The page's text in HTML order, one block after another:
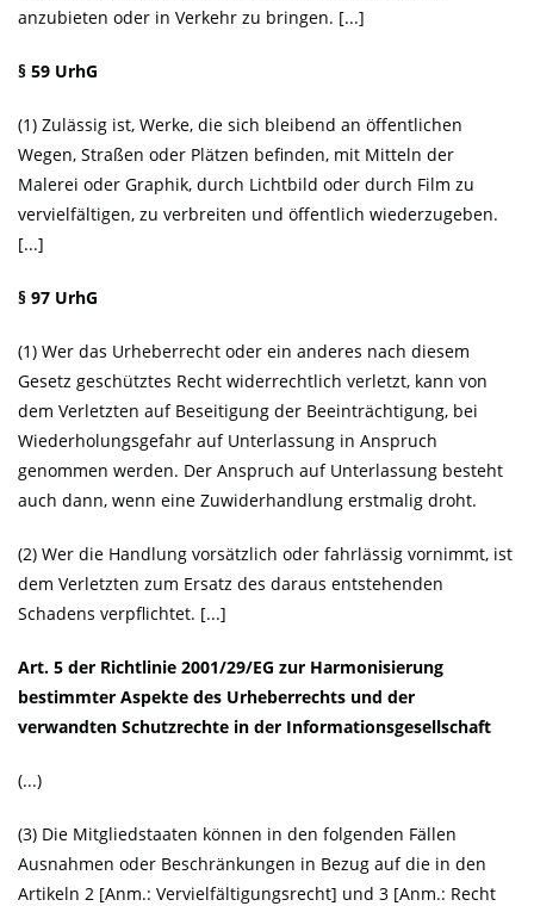
anzubieten oder in Verkehr zu bringen. [...]
§ 59 UrhG
(1) Zulässig ist, Werke, die sich bleibend an öffentlichen
Wegen, Straßen oder Plätzen befinden, mit Mitteln der
Malerei oder Graphik, durch Lichtbild oder durch Film zu
vervielfältigen, zu verbreiten und öffentlich wiederzugeben.
[...]
§ 97 UrhG
(1) Wer das Urheberrecht oder ein anderes nach diesem
Gesetz geschütztes Recht widerrechtlich verletzt, kann von
dem Verletzten auf Beseitigung der Beeinträchtigung, bei
Wiederholungsgefahr auf Unterlassung in Anspruch
genommen werden. Der Anspruch auf Unterlassung besteht
auch dann, wenn eine Zuwiderhandlung erstmalig droht.
(2) Wer die Handlung vorsätzlich oder fahrlässig vornimmt, ist
dem Verletzten zum Ersatz des daraus entstehenden
Schadens verpflichtet. [...]
Art. 5 der Richtlinie 2001/29/EG zur Harmonisierung
bestimmter Aspekte des Urheberrechts und der
verwandten Schutzrechte in der Informationsgesellschaft
(...)
(3) Die Mitgliedstaaten können in den folgenden Fällen
Ausnahmen oder Beschränkungen in Bezug auf die in den
Artikeln 2 [Anm.: Vervielfältigungsrecht] und 3 [Anm.: Recht